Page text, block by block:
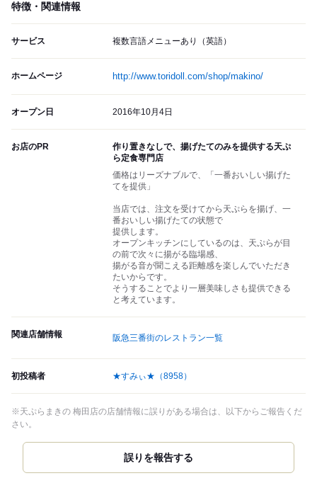
特徴・関連情報
サービス 複数言語メニューあり（英語）
ホームページ http://www.toridoll.com/shop/makino/
オープン日 2016年10月4日
お店のPR
作り置きなしで、揚げたてのみを提供する天ぷ
ら定食専門店
価格はリーズナブルで、「一番おいしい揚げた
てを提供」
当店では、注文を受けてから天ぷらを揚げ、一
番おいしい揚げたての状態で
提供します。
オープンキッチンにしているのは、天ぷらが目
の前で次々に揚がる臨場感、
揚がる音が聞こえる距離感を楽しんでいただき
たいからです。
そうすることでより一層美味しさも提供できる
と考えています。
関連店舗情報 阪急三番街のレストラン一覧
初投稿者 ★すみぃ★ （8958）
※天ぷらまきの 梅田店の店舗情報に誤りがある場合は、以下からご報告くだ
さい。
誤りを報告する